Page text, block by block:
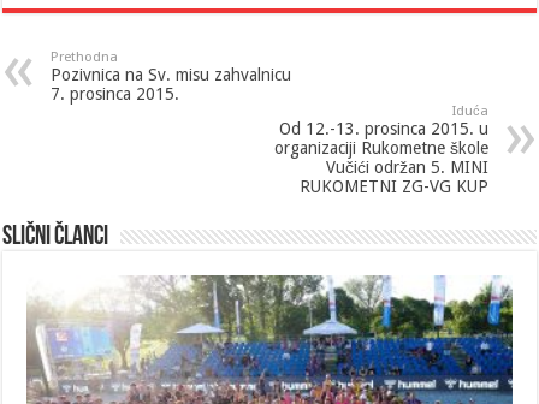
Prethodna
Pozivnica na Sv. misu zahvalnicu
7. prosinca 2015.
Iduća
Od 12.-13. prosinca 2015. u
organizaciji Rukometne škole
Vučići održan 5. MINI
RUKOMETNI ZG-VG KUP
Slični članci